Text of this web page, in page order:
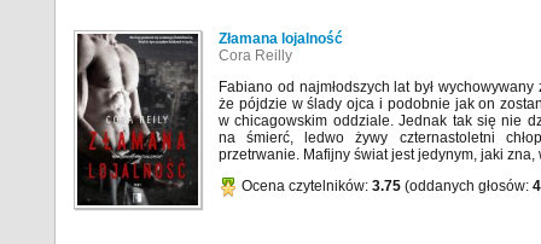
Złamana lojalność
Cora Reilly
Fabiano od najmłodszych lat był wychowywany
że pójdzie w ślady ojca i podobnie jak on
w chicagowskim oddziale. Jednak tak się nie
na śmierć, ledwo żywy czternastoletni
przetrwanie. Mafijny świat jest jedynym, jaki zna,
Ocena czytelników: 3.75 (oddanych głosów: 4